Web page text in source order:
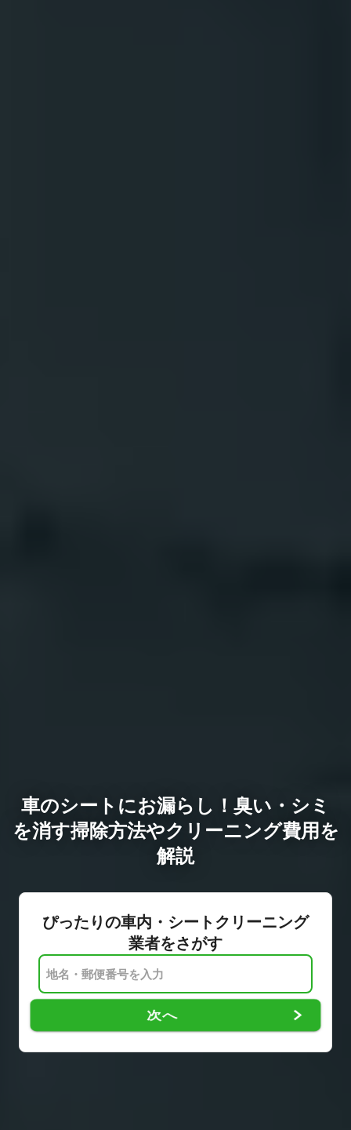
車のシートにお漏らし！臭い・シミ
を消す掃除方法やクリーニング費用を
解説
ぴったりの車内・シートクリーニング
業者をさがす
次へ